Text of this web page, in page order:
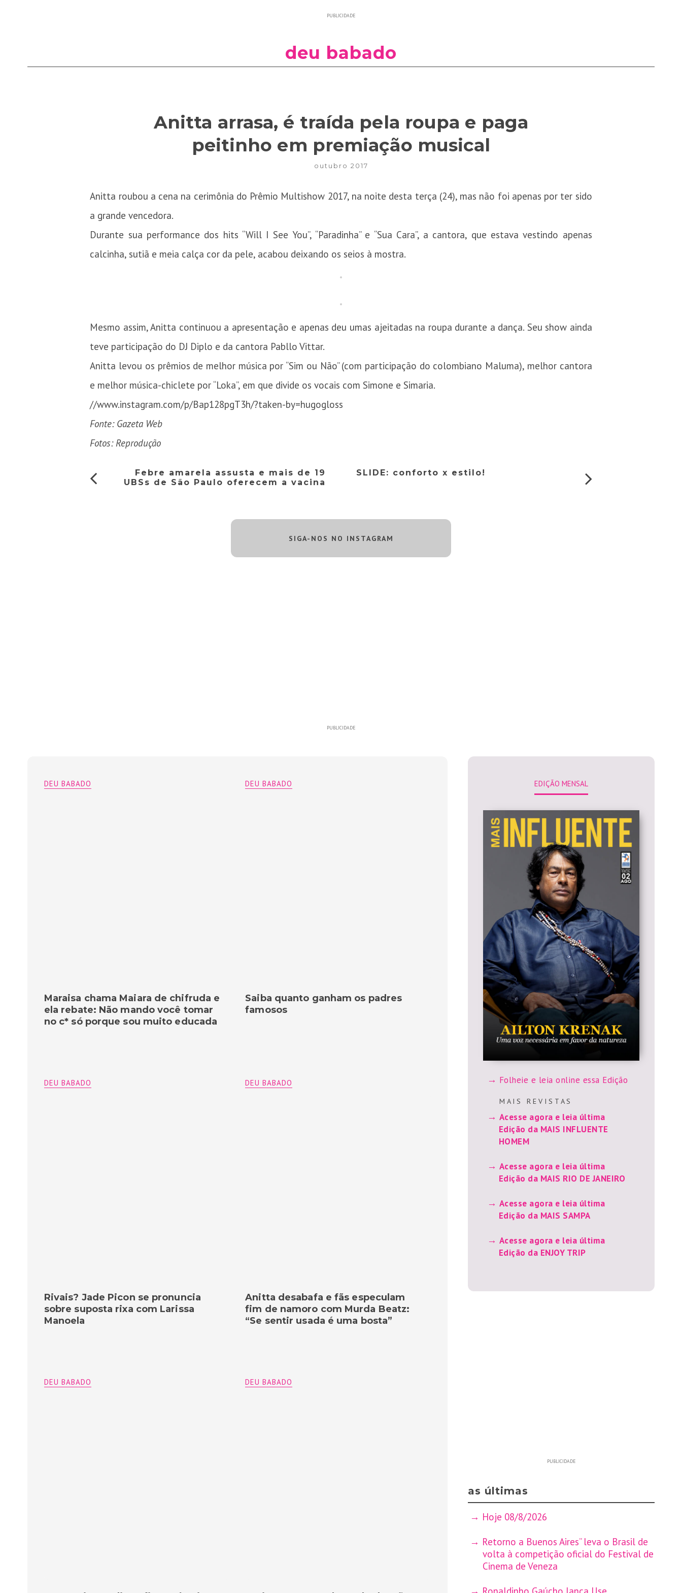
PUBLICIDADE
deu babado
Anitta arrasa, é traída pela roupa e paga
peitinho em premiação musical
outubro 2017
Anitta roubou a cena na cerimônia do Prêmio Multishow 2017, na noite desta terça (24), mas não foi apenas por ter sido
a grande vencedora.
Durante sua performance dos hits “Will I See You”, “Paradinha” e “Sua Cara”, a cantora, que estava vestindo apenas
calcinha, sutiã e meia calça cor da pele, acabou deixando os seios à mostra.
Mesmo assim, Anitta continuou a apresentação e apenas deu umas ajeitadas na roupa durante a dança. Seu show ainda
teve participação do DJ Diplo e da cantora Pabllo Vittar.
Anitta levou os prêmios de melhor música por “Sim ou Não” (com participação do colombiano Maluma), melhor cantora
e melhor música-chiclete por “Loka”, em que divide os vocais com Simone e Simaria.
//www.instagram.com/p/Bap128pgT3h/?taken-by=hugogloss
Fonte: Gazeta Web
Fotos: Reprodução
Febre amarela assusta e mais de 19
UBSs de São Paulo oferecem a vacina
SLIDE: conforto x estilo!
SIGA-NOS NO INSTAGRAM
PUBLICIDADE
DEU BABADO
Saiba quanto ganham os padres
famosos
DEU BABADO
Maraisa chama Maiara de chifruda e
ela rebate: Não mando você tomar
no c* só porque sou muito educada
DEU BABADO
Anitta desabafa e fãs especulam
fim de namoro com Murda Beatz:
“Se sentir usada é uma bosta”
DEU BABADO
Rivais? Jade Picon se pronuncia
sobre suposta rixa com Larissa
Manoela
DEU BABADO
DEU BABADO
EDIÇÃO MENSAL
Folheie e leia online essa Edição
M A I S R E V I S T A S
Acesse agora e leia última
Edição da MAIS INFLUENTE
HOMEM
Acesse agora e leia última
Edição da MAIS RIO DE JANEIRO
Acesse agora e leia última
Edição da MAIS SAMPA
Acesse agora e leia última
Edição da ENJOY TRIP
PUBLICIDADE
as últimas
Hoje 08/8/2026
Retorno a Buenos Aires” leva o Brasil de
volta à competição oficial do Festival de
Cinema de Veneza